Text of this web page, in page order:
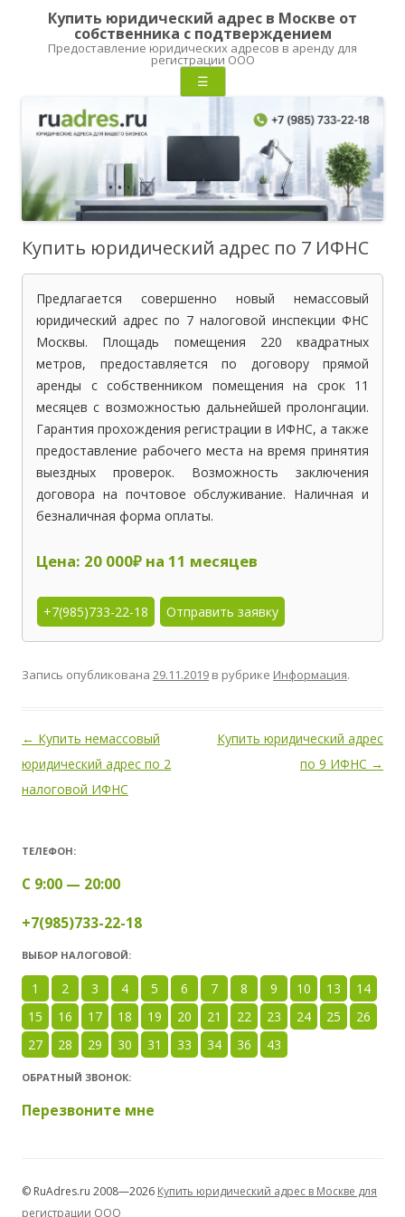
Купить юридический адрес в Москве от
собственника с подтверждением
Предоставление юридических адресов в аренду для
регистрации ООО
☰
Перейти
содержимому
Купить юридический адрес по 7 ИФНС
Предлагается совершенно новый немассовый
юридический адрес по 7 налоговой инспекции ФНС
Москвы. Площадь помещения 220 квадратных
метров, предоставляется по договору прямой
аренды с собственником помещения на срок 11
месяцев с возможностью дальнейшей пролонгации.
Гарантия прохождения регистрации в ИФНС, а также
предоставление рабочего места на время принятия
выездных проверок. Возможность заключения
договора на почтовое обслуживание. Наличная и
безналичная форма оплаты.
Цена: 20 000₽ на 11 месяцев
+7(985)733-22-18 Отправить заявку
Запись опубликована 29.11.2019 в рубрике Информация.
Навигация
по
← Купить немассовый
юридический адрес по 2
налоговой ИФНС
Купить юридический адрес
по 9 ИФНС →
ТЕЛЕФОН:
С 9:00 — 20:00
+7(985)733-22-18
ВЫБОР НАЛОГОВОЙ:
1 2 3 4 5 6 7 8 9 10 13
14
15
16 17 18 19 20 21 22 23 24 25
26
27
28 29 30 31 33 34 36 43
ОБРАТНЫЙ ЗВОНОК:
Перезвоните мне
© RuAdres.ru 2008—2026 Купить юридический адрес в Москве для
регистрации ООО